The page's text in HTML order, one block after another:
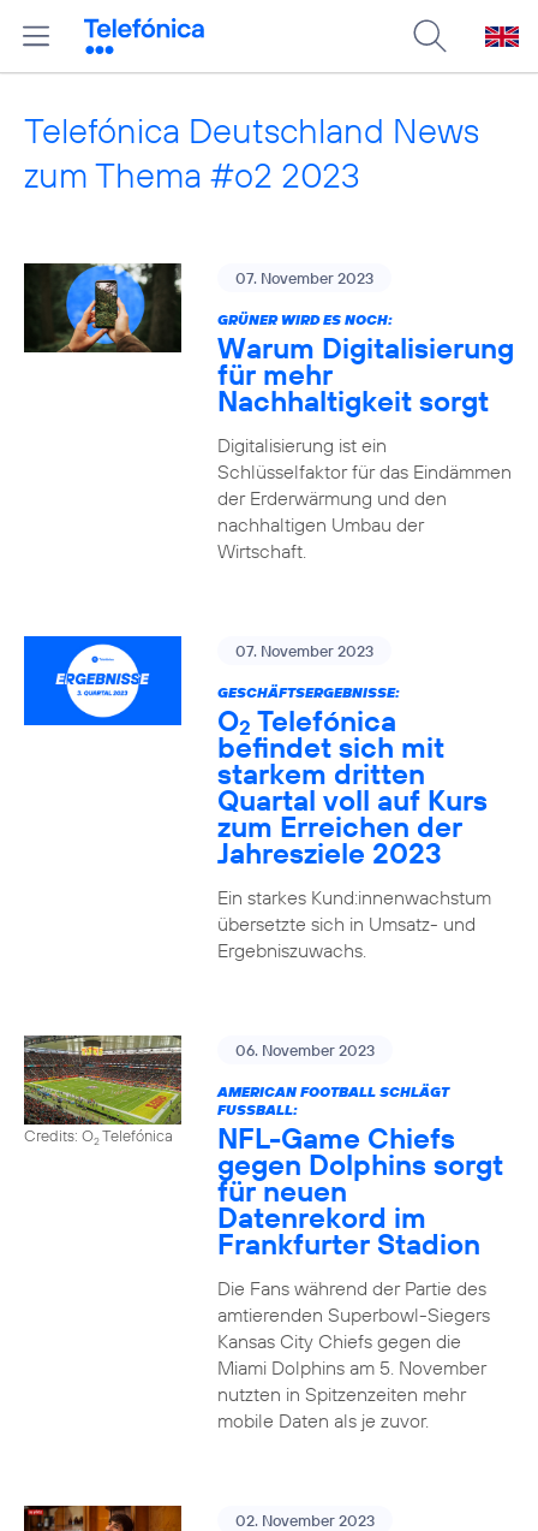
Telefónica Deutschland News
zum Thema #o2 2023
07. November 2023
GRÜNER WIRD ES NOCH:
Warum Digitalisierung
für mehr
Nachhaltigkeit sorgt
Digitalisierung ist ein
Schlüsselfaktor für das Eindämmen
der Erderwärmung und den
nachhaltigen Umbau der
Wirtschaft.
07. November 2023
GESCHÄFTSERGEBNISSE:
O2 Telefónica
befindet sich mit
starkem dritten
Quartal voll auf Kurs
zum Erreichen der
Jahresziele 2023
Ein starkes Kund:innenwachstum
übersetzte sich in Umsatz- und
Ergebniszuwachs.
Credits: O2Telefónica
06. November 2023
AMERICAN FOOTBALL SCHLÄGT
FUSSBALL:
NFL-Game Chiefs
gegen Dolphins sorgt
für neuen
Datenrekord im
Frankfurter Stadion
Die Fans während der Partie des
amtierenden Superbowl-Siegers
Kansas City Chiefs gegen die
Miami Dolphins am 5. November
nutzten in Spitzenzeiten mehr
mobile Daten als je zuvor.
02. November 2023